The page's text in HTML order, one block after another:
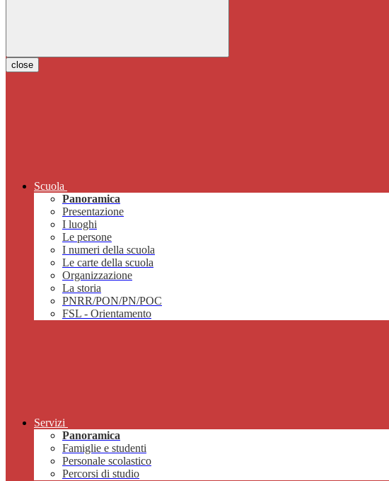
close
Scuola
Panoramica
Presentazione
I luoghi
Le persone
I numeri della scuola
Le carte della scuola
Organizzazione
La storia
PNRR/PON/PN/POC
FSL - Orientamento
Servizi
Panoramica
Famiglie e studenti
Personale scolastico
Percorsi di studio